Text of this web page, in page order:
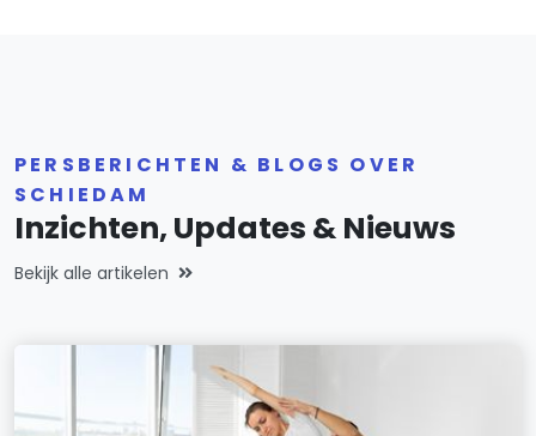
PERSBERICHTEN & BLOGS OVER
SCHIEDAM
Inzichten, Updates & Nieuws
Bekijk alle artikelen